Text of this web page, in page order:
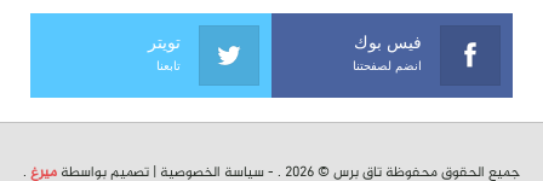
فيس بوك
انضم لصفحتنا
تويتر
تابعنا
جميع الحقوق محفوظة تاق برس © 2026 . - سياسة الخصوصية | تصميم بواسطة ميرغ .